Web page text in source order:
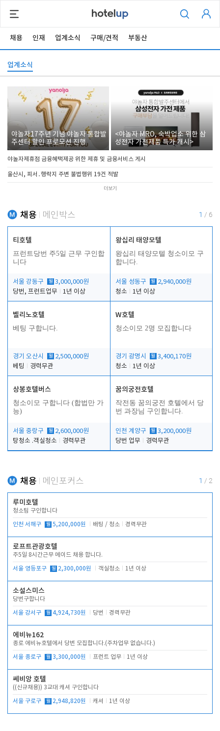
채용 인재 업계소식 구매/견적 부동산
업계소식
야놀자17주년 기념 야놀자 통합발
주센터 할인 프로모션 진행
<야놀자 MRO, 숙박업소 위한 삼
성전자 가전제품 특가 개시>
야놀자제휴점 금융혜택제공 위한 제휴 및 금융서비스 게시
울산시, 피서․행락지 주변 불법행위 19건 적발
더보기
채용 메인박스 1 / 6
티호텔
프런트당번 주5일 근무 구인합
니다
서울 강동구 월 3,000,000원
당번, 프런트업무
1년 이상
왕십리 태양모텔
왕십리 태양모텔 청소이모 구
합니다.
서울 성동구 월 2,940,000원
청소
1년 이상
벨리노호텔
베팅 구합니다.
경기 오산시 월 2,500,000원
베팅
경력무관
W호텔
청소이모 2명 모집합니다
경기 광명시 월 3,400,170원
청소
1년 이상
상봉호텔버스
청소이모 구합니다 (합법만 가
능)
서울 중랑구 월 2,600,000원
탕청소 .객실청소
경력무관
꿈의궁전호텔
작전동 꿈의궁전 호텔에서 당
번 과장님 구인합니다.
인천 계양구 월 3,200,000원
당번 업무
경력무관
채용 메인포커스 1 / 2
루미호텔
청소팀 구인합니다
인천 서해구 월 5,200,000원 배팅 / 청소 경력무관
로프트관광호텔
주5일 8시간근무 메이드 채용 합니다.
서울 영등포구 월 2,300,000원 객실청소 1년 이상
소설스미스
당번구합니다
서울 강서구 월 4,924,730원 당번 경력무관
에비뉴162
종로 에비뉴호텔에서 당번 모집합니다.(주차업무 없습니다.)
서울 종로구 월 3,300,000원 프런트 업무 1년 이상
쎄비앙 호텔
((신규채용)) 3교대 캐셔 구인합니다
서울 구로구 월 2,948,820원 캐셔 1년 이상